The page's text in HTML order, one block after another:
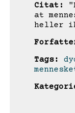
Citat:
at
heller
Tags: